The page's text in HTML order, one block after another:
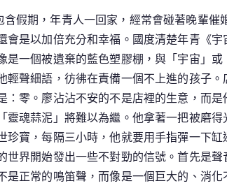
假期，年青人一回家，經常會碰著晚輩催
是以加倍充分和幸福。國度清楚年青《
一個被遺棄的藍色塑膠棚，與「宇宙」
聲細語，彷彿在責備一個不上進的孩子
零。廖沾沾不安的不是店裡的生意，而
魂蒜泥」將難以為繼。他拿著一把被磨
寶，每隔三小時，他就要用手指彈一下
界開始發出一些不對勁的信號。首先是
常的鳴笛聲，而像是一個巨大的、消化